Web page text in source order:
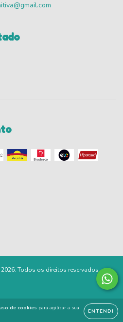
de cookies para agilizar a sua
ENTENDI
Todos os direitos reservados.